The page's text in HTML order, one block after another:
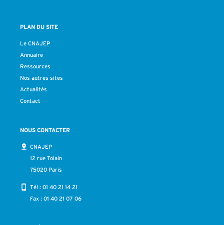
PLAN DU SITE
Le CNAJEP
Annuaire
Ressources
Nos autres sites
Actualités
Contact
NOUS CONTACTER
CNAJEP
12 rue Tolain
75020 Paris
Tél : 01 40 21 14 21
Fax : 01 40 21 07 06